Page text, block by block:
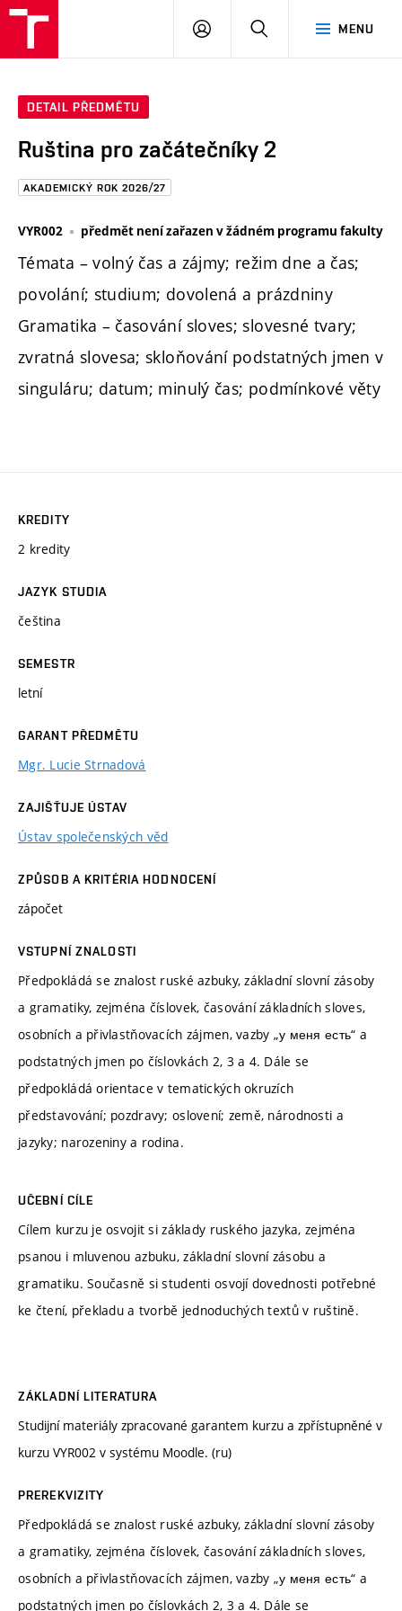
Brno
MENU
PŘIHLÁSIT
DETAIL PŘEDMĚTU
Ruština pro začátečníky 2
AKADEMICKÝ ROK 2026/27
VYR002 předmět není zařazen v žádném programu fakulty
Témata – volný čas a zájmy; režim dne a čas;
povolání; studium; dovolená a prázdniny
Gramatika – časování sloves; slovesné tvary;
zvratná slovesa; skloňování podstatných jmen v
singuláru; datum; minulý čas; podmínkové věty
KREDITY
2 kredity
JAZYK STUDIA
čeština
SEMESTR
letní
GARANT PŘEDMĚTU
Mgr. Lucie Strnadová
ZAJIŠŤUJE ÚSTAV
Ústav společenských věd
ZPŮSOB A KRITÉRIA HODNOCENÍ
zápočet
VSTUPNÍ ZNALOSTI
Předpokládá se znalost ruské azbuky, základní slovní zásoby
a gramatiky, zejména číslovek, časování základních sloves,
osobních a přivlastňovacích zájmen, vazby „у меня есть“ a
podstatných jmen po číslovkách 2, 3 a 4. Dále se
předpokládá orientace v tematických okruzích
představování; pozdravy; oslovení; země, národnosti a
jazyky; narozeniny a rodina.
UČEBNÍ CÍLE
Cílem kurzu je osvojit si základy ruského jazyka, zejména
psanou i mluvenou azbuku, základní slovní zásobu a
gramatiku. Současně si studenti osvojí dovednosti potřebné
ke čtení, překladu a tvorbě jednoduchých textů v ruštině.
ZÁKLADNÍ LITERATURA
Studijní materiály zpracované garantem kurzu a zpřístupněné v
kurzu VYR002 v systému Moodle. (ru)
PREREKVIZITY
Předpokládá se znalost ruské azbuky, základní slovní zásoby
a gramatiky, zejména číslovek, časování základních sloves,
osobních a přivlastňovacích zájmen, vazby „у меня есть“ a
podstatných jmen po číslovkách 2, 3 a 4. Dále se